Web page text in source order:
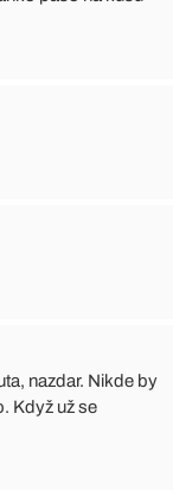
nazdar. Nikde by
Když už se